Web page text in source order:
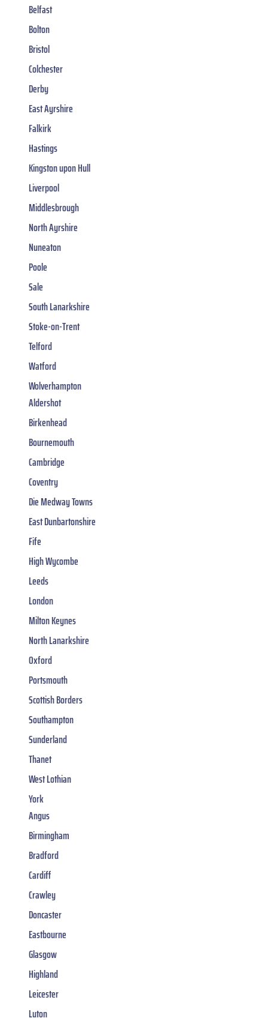
Belfast
Bolton
Bristol
Colchester
Derby
East Ayrshire
Falkirk
Hastings
Kingston upon Hull
Liverpool
Middlesbrough
North Ayrshire
Nuneaton
Poole
Sale
South Lanarkshire
Stoke-on-Trent
Telford
Watford
Wolverhampton
Aldershot
Birkenhead
Bournemouth
Cambridge
Coventry
Die Medway Towns
East Dunbartonshire
Fife
High Wycombe
Leeds
London
Milton Keynes
North Lanarkshire
Oxford
Portsmouth
Scottish Borders
Southampton
Sunderland
Thanet
West Lothian
York
Angus
Birmingham
Bradford
Cardiff
Crawley
Doncaster
Eastbourne
Glasgow
Highland
Leicester
Luton